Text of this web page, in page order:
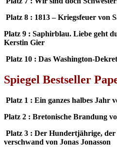
Platz 8 : 1813 – Kriegsfeuer von
Platz 9 : Saphirblau. Liebe geht
Kerstin Gier
Platz 10 : Das Washington-
Spiegel Bestseller
Platz 1 : Ein ganzes halbes Jahr
Platz 2 : Bretonische Brandung
Platz 3 : Der Hundertjährige, der
verschwand von Jonas Jonasson